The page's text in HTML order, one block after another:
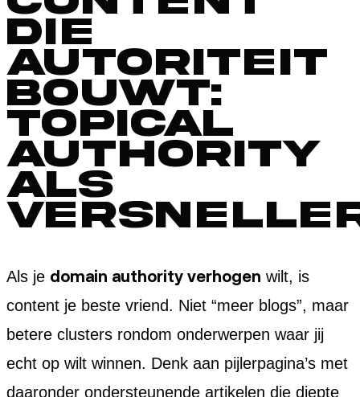
die
autoriteit
bouwt:
topical
authority
als
Als je domain authority verhogen wilt, is
content je beste vriend. Niet “meer blogs”, maar
betere clusters rondom onderwerpen waar jij
echt op wilt winnen. Denk aan pijlerpagina’s met
daaronder ondersteunende artikelen die diepte